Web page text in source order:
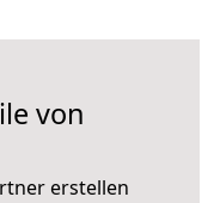
von
erstellen